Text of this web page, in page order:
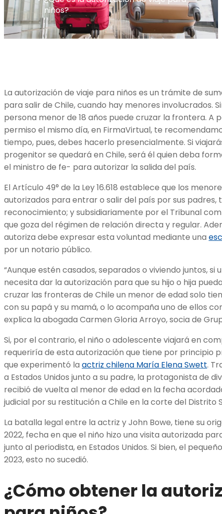
niños?
La autorización de viaje para niños es un trámite de
para salir de Chile, cuando hay menores involucrados.
persona menor de 18 años puede cruzar la frontera. A
permiso el mismo día, en FirmaVirtual, te
tiempo, pues, debes hacerlo presencialmente. Si
progenitor se quedará en Chile, será él quien deba
el ministro de fe- para autorizar la salida del país.
El Artículo 49° de la Ley 16.618 establece que los
autorizados para entrar o salir del país por sus
reconocimiento; y subsidiariamente por el Tribunal
que goza del régimen de relación directa y regular.
autoriza debe expresar esta voluntad mediante una
por un notario público.
“Aunque estén casados, separados o viviendo juntos, si
necesita dar la autorización para que su hijo o hija
cruzar las fronteras de Chile un menor de edad solo
con su papá y su mamá, o lo acompaña uno de ellos
explica la abogada Carmen Gloria Arroyo, socia de
Si, por el contrario, el niño o adolescente viajará en
requeriría de esta autorización que tiene por principio
que experimentó la actriz chilena María Elena Swett.
a Estados Unidos junto a su padre, la protagonista de
recibió de vuelta al menor de edad en la fecha
judicial por su restitución a Chile en la corte del Distrito
La batalla legal entre la actriz y John Bowe, tiene su
2022, fecha en que el niño hizo una visita autorizada
junto al periodista, en Estados Unidos. Si bien, el
2023, esto no sucedió.
¿Cómo obtener la